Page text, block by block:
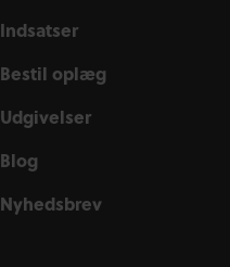
Indsatser
Bestil oplæg
Udgivelser
Blog
Nyhedsbrev